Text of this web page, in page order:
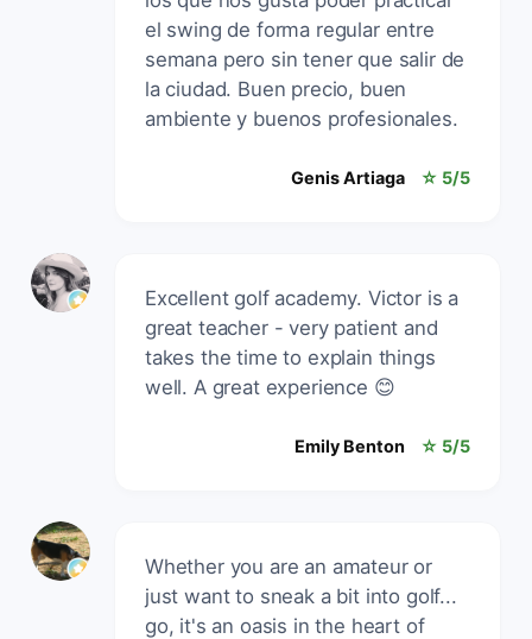
el swing de forma regular entre
semana pero sin tener que salir de
la ciudad. Buen precio, buen
ambiente y buenos profesionales.
Genis Artiaga ☆ 5/5
Excellent golf academy. Victor is a
great teacher - very patient and
takes the time to explain things
well. A great experience 😊
Emily Benton ☆ 5/5
Whether you are an amateur or
just want to sneak a bit into golf...
go, it's an oasis in the heart of